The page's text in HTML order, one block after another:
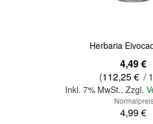
Herbaria
4,49 €
(112,25 € /
Inkl. 7% MwSt., Zzgl.
4,99 €